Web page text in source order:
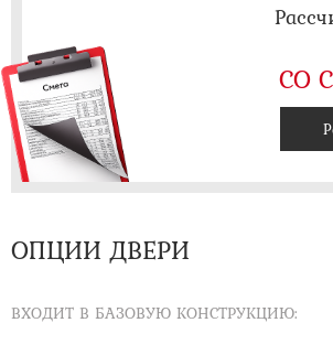
СО
ОПЦИИ ДВЕРИ
ВХОДИТ В БАЗОВУЮ КОНСТРУКЦИЮ: